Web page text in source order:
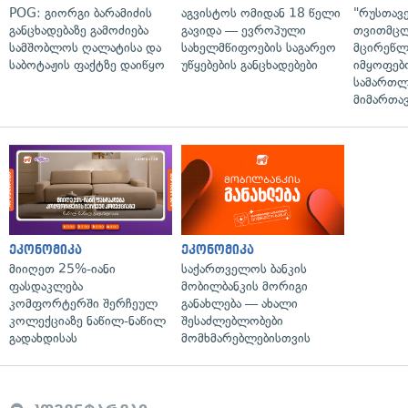
POG: გიორგი ბარამიძის
განცხადებაზე გამოძიება
სამშობლოს ღალატისა და
საბოტაჟის ფაქტზე დაიწყო
აგვისტოს ომიდან 18 წელი
გავიდა — ევროპული
სახელმწიფოების საგარეო
უწყებების განცხადებები
ეკონომიკა
მიიღეთ 25%-იანი
ფასდაკლება
კომფორტერში შერჩეულ
კოლექციაზე ნაწილ-ნაწილ
გადახდისას
ეკონომიკა
საქართველოს ბანკის
მობილბანკის მორიგი
განახლება — ახალი
შესაძლებლობები
მომხმარებლებისთვის